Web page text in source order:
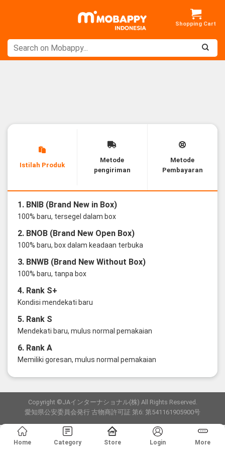
Istilah Produk
Metode
pengiriman
Metode
Pembayaran
1. BNIB (Brand New in Box)
100% baru, tersegel dalam box
2. BNOB (Brand New Open Box)
100% baru, box dalam keadaan terbuka
3. BNWB (Brand New Without Box)
100% baru, tanpa box
4. Rank S+
Kondisi mendekati baru
5. Rank S
Mendekati baru, mulus normal pemakaian
6. Rank A
Memiliki goresan, mulus normal pemakaian
Copyright ©JAインターナショナル(株) All Rights Reserved.
愛知県公安委員会発行 古物商許可証 第6: 第541161905900号
Home Category Store Login More